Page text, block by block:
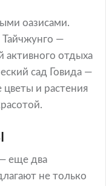
оазисами.
—
активного отдыха
сад Говида —
цветы и растения
еще два
не только